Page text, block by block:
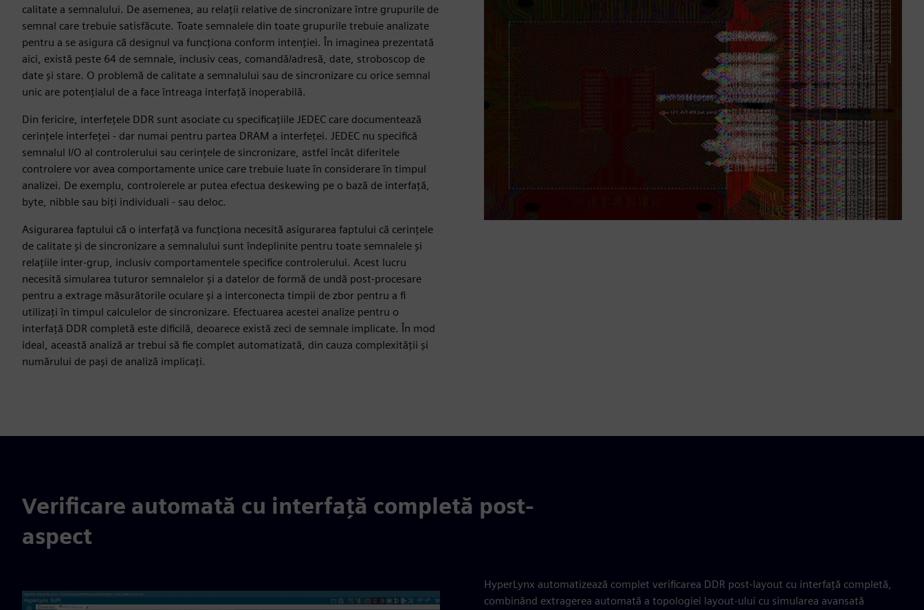
calitate a semnalului. De asemenea, au relații relative de sincronizare între grupurile de
semnal care trebuie satisfăcute. Toate semnalele din toate grupurile trebuie analizate
pentru a se asigura că designul va funcționa conform intenției. În imaginea prezentată
aici, există peste 64 de semnale, inclusiv ceas, comandă/adresă, date, stroboscop de
date și stare. O problemă de calitate a semnalului sau de sincronizare cu orice semnal
unic are potențialul de a face întreaga interfață inoperabilă.
Din fericire, interfețele DDR sunt asociate cu specificațiile JEDEC care documentează
cerințele interfeței - dar numai pentru partea DRAM a interfeței. JEDEC nu specifică
semnalul I/O al controlerului sau cerințele de sincronizare, astfel încât diferitele
controlere vor avea comportamente unice care trebuie luate în considerare în timpul
analizei. De exemplu, controlerele ar putea efectua deskewing pe o bază de interfață,
byte, nibble sau biți individuali - sau deloc.
Asigurarea faptului că o interfață va funcționa necesită asigurarea faptului că cerințele
de calitate și de sincronizare a semnalului sunt îndeplinite pentru toate semnalele și
relațiile inter-grup, inclusiv comportamentele specifice controlerului. Acest lucru
necesită simularea tuturor semnalelor și a datelor de formă de undă post-procesare
pentru a extrage măsurătorile oculare și a interconecta timpii de zbor pentru a fi
utilizați în timpul calculelor de sincronizare. Efectuarea acestei analize pentru o
interfață DDR completă este dificilă, deoarece există zeci de semnale implicate. În mod
ideal, această analiză ar trebui să fie complet automatizată, din cauza complexității și
numărului de pași de analiză implicați.
Verificare automată cu interfață completă post-
aspect
HyperLynx automatizează complet verificarea DDR post-layout cu interfață completă,
combinând extragerea automată a topologiei layout-ului cu simularea avansată